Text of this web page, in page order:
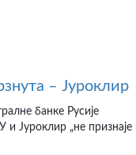
– Јуроклир
банке Русије
и Јуроклир „не признаје